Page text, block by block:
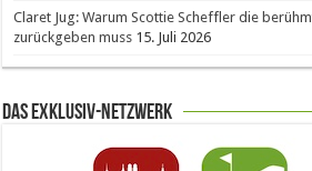
Claret Jug: Warum Scottie Scheffler die
zurückgeben muss 15. Juli 2026
Das Exklusiv-Netzwerk